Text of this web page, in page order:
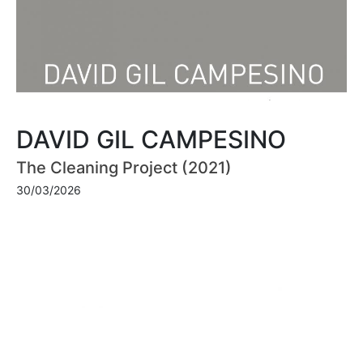
DAVID GIL CAMPESINO
The Cleaning Project (2021)
30/03/2026